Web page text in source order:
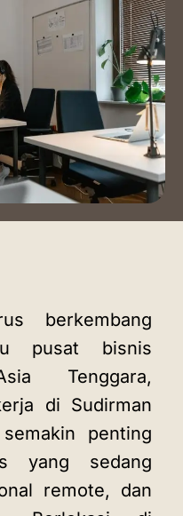
berkembang
pusat bisnis
Tenggara,
di Sudirman
penting
yang sedang
remote, dan